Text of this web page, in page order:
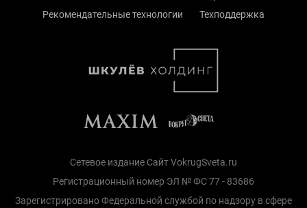
Рекомендательные технологии
Техподдержка
Сетевое издание Сайт VokrugSveta.ru
Регистрационный номер ЭЛ № ФС 77 - 83686
Зарегистрировано Федеральной службой по надзору в сфере